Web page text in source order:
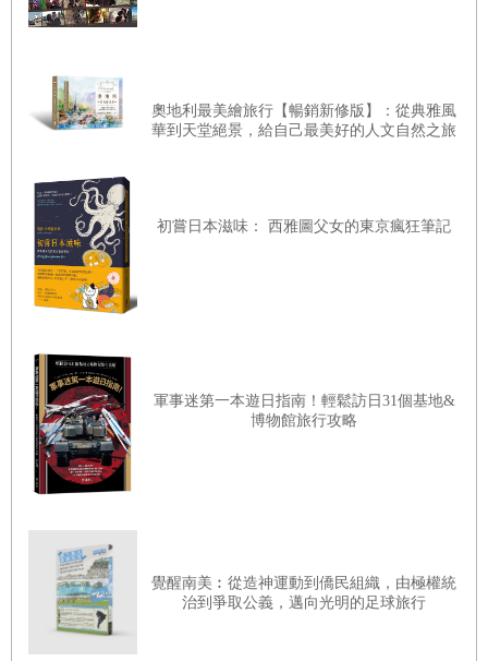
奧地利最美繪旅行【暢銷新修版】：從典雅風
華到天堂絕景，給自己最美好的人文自然之旅
初嘗日本滋味： 西雅圖父女的東京瘋狂筆記
軍事迷第一本遊日指南！輕鬆訪日31個基地&
博物館旅行攻略
覺醒南美︰從造神運動到僑民組織，由極權統
治到爭取公義，邁向光明的足球旅行